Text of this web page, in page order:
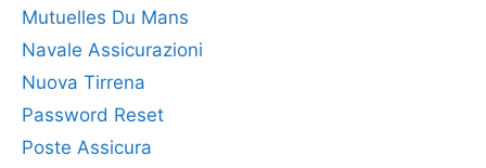
Mutuelles Du Mans
Navale Assicurazioni
Nuova Tirrena
Password Reset
Poste Assicura